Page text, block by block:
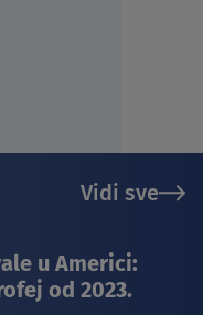
Vidi sve
u Americi:
od 2023.